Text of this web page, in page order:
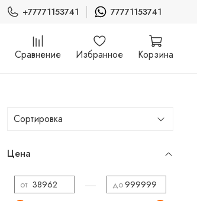
+77771153741 77771153741
Сравнение Избранное Корзина
Цена
от до